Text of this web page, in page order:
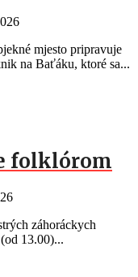
mjesto pripravuje
na Baťáku, ktoré sa...
folklórom
záhoráckych
13.00)...